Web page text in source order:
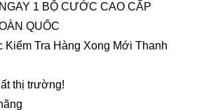
1 BỘ CƯỚC CAO CẤP
QUỐC
Tra Hàng Xong Mới Thanh
thị trường!